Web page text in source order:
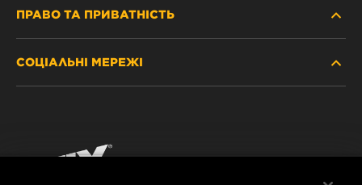
ПРАВО ТА ПРИВАТНІСТЬ
ЗАХИСТ ПЕРСОНАЛЬНИХ ДАНИХ
РЕКВІЗИТИ
СОЦІАЛЬНІ МЕРЕЖІ